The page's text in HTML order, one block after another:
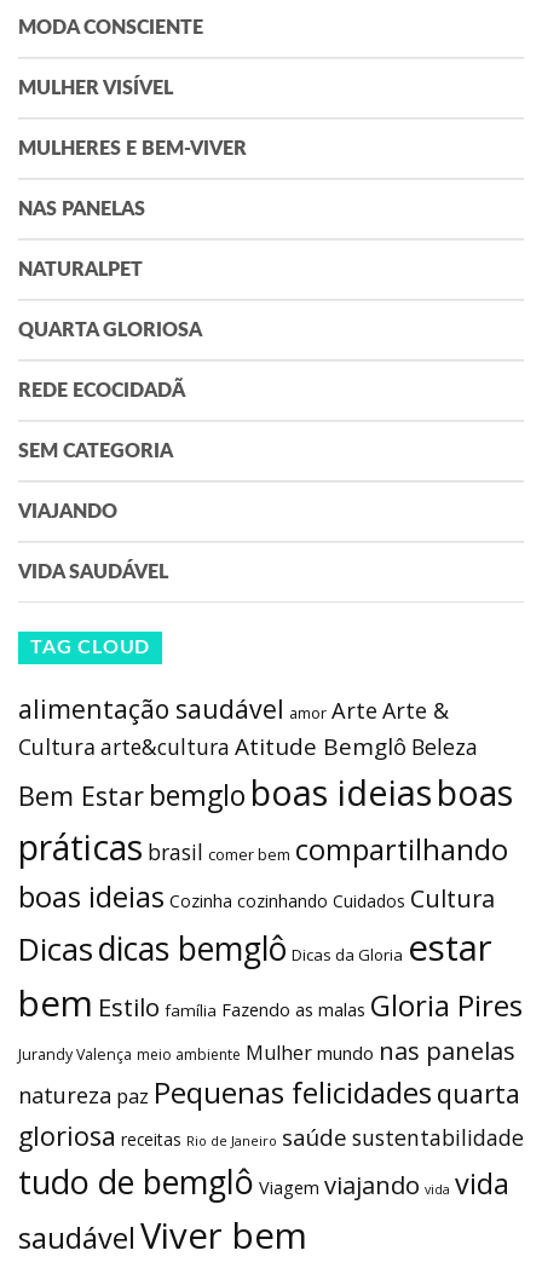
MODA CONSCIENTE
MULHER VISÍVEL
MULHERES E BEM-VIVER
NAS PANELAS
NATURALPET
QUARTA GLORIOSA
REDE ECOCIDADÃ
SEM CATEGORIA
VIAJANDO
VIDA SAUDÁVEL
TAG CLOUD
alimentação saudável amor Arte Arte &
Cultura arte&cultura Atitude Bemglô Beleza
Bem Estar bemglo boas ideiasboas
práticas brasil comer bem compartilhando
boas ideias Cozinha cozinhando Cuidados Cultura
Dicasdicas bemglô Dicas da Gloria estar
bem Estilo família Fazendo as malas Gloria Pires
Jurandy Valença meio ambiente Mulher mundo nas panelas
natureza paz Pequenas felicidades quarta
gloriosa receitas Rio de Janeiro saúde sustentabilidade
tudo de bemglô Viagem viajando vida vida
saudávelViver bem